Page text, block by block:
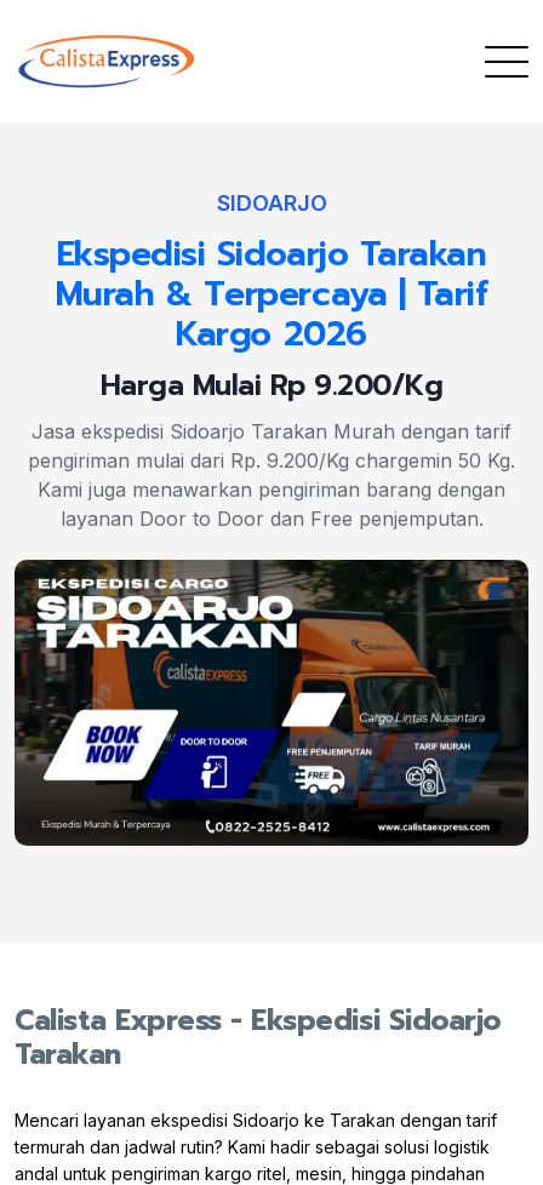
SIDOARJO
Ekspedisi Sidoarjo Tarakan
Murah & Terpercaya | Tarif
Kargo 2026
Harga Mulai Rp 9.200/Kg
Jasa ekspedisi Sidoarjo Tarakan Murah dengan tarif
pengiriman mulai dari Rp. 9.200/Kg chargemin 50 Kg.
Kami juga menawarkan pengiriman barang dengan
layanan Door to Door dan Free penjemputan.
Calista Express - Ekspedisi Sidoarjo
Tarakan
Mencari layanan ekspedisi Sidoarjo ke Tarakan dengan tarif
termurah dan jadwal rutin? Kami hadir sebagai solusi logistik
andal untuk pengiriman kargo ritel, mesin, hingga pindahan